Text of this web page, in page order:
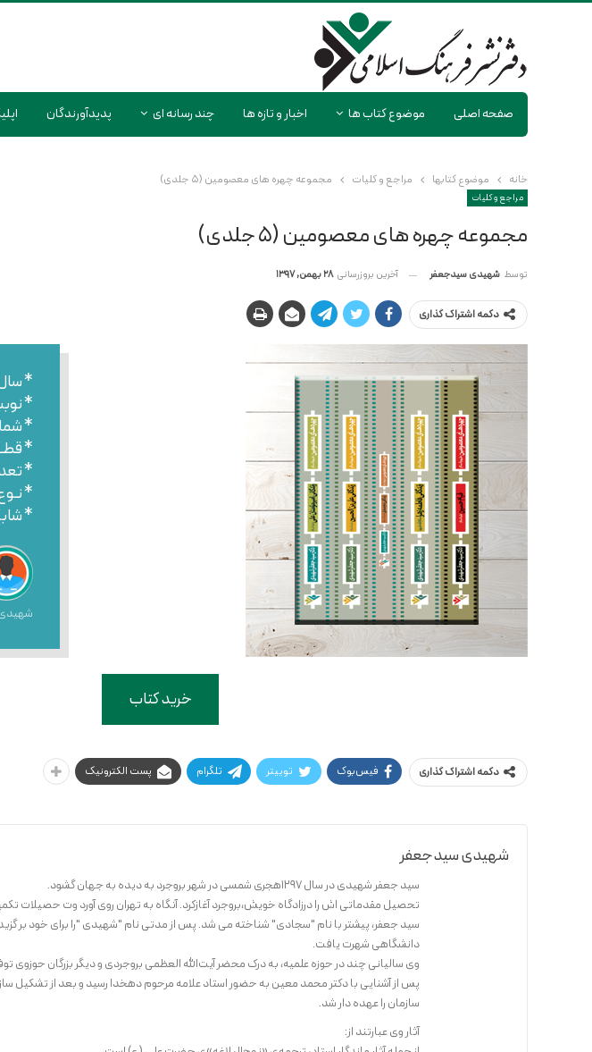
صفحه اصلی موضوع کتاب ها اخبار و تازه ها چند رسانه ای پدیدآورندگان
خانه موضوع کتابها مراجع و کلیات مجموعه چهره های معصومین (۵ جلدی)
مراجع و کلیات
مجموعه چهره های معصومین (۵ جلدی)
توسط شهیدی سیدجعفر آخرین بروزرسانی 28 بهمن, 1397
دکمه اشتراک گذاری
* سال
*
*
*
*
*
* شابک:
خرید کتاب
دکمه اشتراک گذاری فیس‌بوک توییتر تلگرام پست الکترونیک
شهیدی سیدجعفر
سید جعفر شهیدی در سال 1297هجری شمسی در شهر بروجرد به دیده به جهان گشود.
تحصیل مقدماتی اش را درزادگاه خویش،بروجرد آغازکرد. آنگاه به تهران روی آورد وت حصیلات
سید جعفر، پیشتر با نام "سجادی" شناخته می شد. پس از مدتی نام "شهیدی "را برای خود بر گزید
دانشگاهی شهرت یافت.
وی سالیانی چند در حوزه علمیه، به درک محضر آیت‌الله العظمی بروجردی و دیگر بزرگان حوزوی
پس از آشنایی با دکتر محمد معین به حضور استاد علامه مرحوم دهخدا رسید و بعد از تشكیل
سازمان را عهده دار شد.
آثار وی عبارتند از: